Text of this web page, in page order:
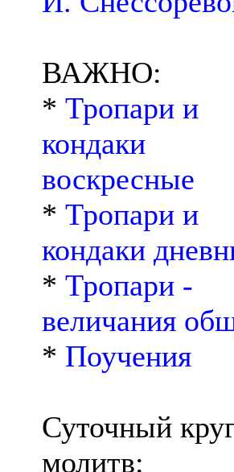
ВАЖНО:
* Тропари и
кондаки
воскресные
* Тропари и
кондаки
* Тропари -
величания
* Поучения
Суточный
молитв: